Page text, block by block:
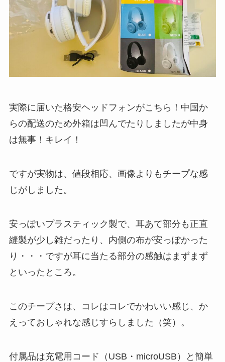
実際に届いた格安ヘッドフォンがこちら！中国か
らの配送のため外箱は凹んでたりしましたが中身
は無事！キレイ！
ですが実物は、値段相応、画像よりもチープな感
じがしました。
安っぽいプラスティック製で、耳あて部分も正直
縫製が少し雑だったり、内側の布が安っぽかった
り・・・ですが耳に当たる部分の感触はまずまず
といったところ。
このチープさは、コレはコレでかわいい感じ、か
えっておしゃれな感じすらしました（笑）。
付属品は充電用コード（USB・microUSB）と簡単